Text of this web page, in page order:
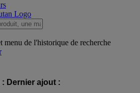
menu de l'historique de recherche
: Dernier ajout :